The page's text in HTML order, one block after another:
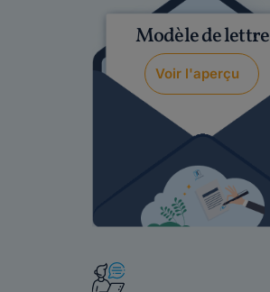
Modèle de lettre
Voir l'aperçu